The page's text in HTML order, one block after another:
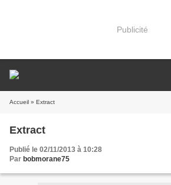
Publicité
Accueil » Extract
Extract
Publié le 02/11/2013 à 10:28
Par bobmorane75